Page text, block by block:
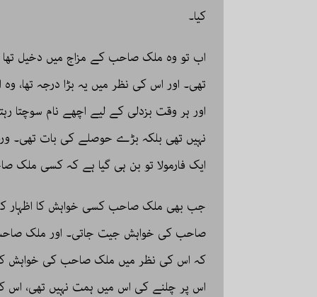
کیا۔
اب تو وہ ملک صاحب کے مزاج میں دخیل
تھی۔ اور اس کی نظر میں یہ بڑا درجہ تھا،
اور ہر وقت بزدلی کے لیے اچھے نام سوچتا
نہیں تھی بلکہ بڑے حوصلے کی بات تھی۔
ایک فارمولا تو بن ہی گیا ہے کہ کسی ملک
جب بھی ملک صاحب کسی خواہش کا اظہار
صاحب کی خواہش جیت جاتی۔ اور ملک
کہ اس کی نظر میں ملک صاحب کی خواہش کی
اس پر چلنے کی اس میں ہمت نہیں تھی،